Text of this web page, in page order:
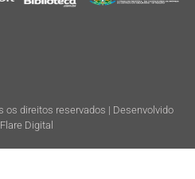
os direitos reservados | Desenvolvido
Digital